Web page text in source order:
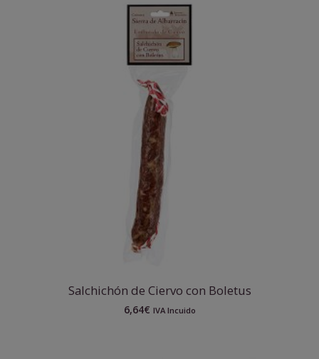
Salchichón de Ciervo con Boletus
6,64€ IVA Incuido